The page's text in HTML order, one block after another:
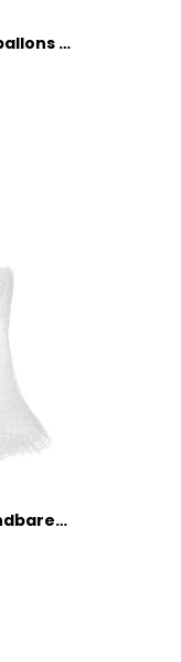
HOOTNEE 4stücke Zahnballons Aus Aluminiumfolie Für Party-dekoration Aufblasbar Für Babypartys Und Geburtstage Mit Cartoon-milchzahn-design
HOOTNEE Wiederverwendbares Ballonnetz Groß für Geburtstagsfeier Ballon deckennetz Dekoratives Ballon fallnetz mit Hoher Haltbarkeit für Hochzeit Party Event